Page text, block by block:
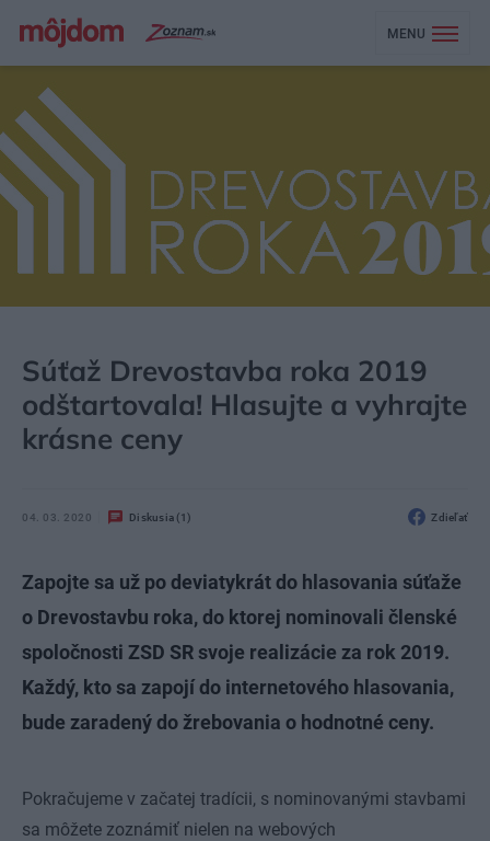
MENU
Súťaž Drevostavba roka 2019
odštartovala! Hlasujte a vyhrajte
krásne ceny
04. 03. 2020 Diskusia (1) Zdieľať
Zapojte sa už po deviatykrát do hlasovania súťaže
o Drevostavbu roka, do ktorej nominovali členské
spoločnosti ZSD SR svoje realizácie za rok 2019.
Každý, kto sa zapojí do internetového hlasovania,
bude zaradený do žrebovania o hodnotné ceny.
Pokračujeme v začatej tradícii, s nominovanými stavbami
sa môžete zoznámiť nielen na webových